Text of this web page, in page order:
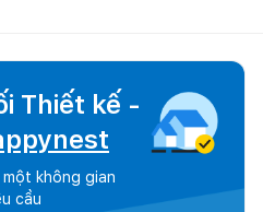
Thiết kế -
không gian
cầu